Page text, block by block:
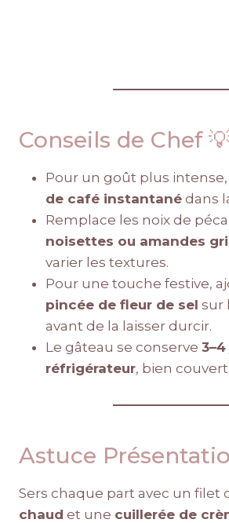
Conseils de Chef
Pour un goût plus
de café instantané dans
Remplace les noix de
noisettes ou amandes
varier les textures.
Pour une touche festive,
pincée de fleur de sel sur
avant de la laisser durcir.
Le gâteau se conserve
réfrigérateur, bien couvert.
Astuce
Sers chaque part avec un filet
chaud et une cuillerée de